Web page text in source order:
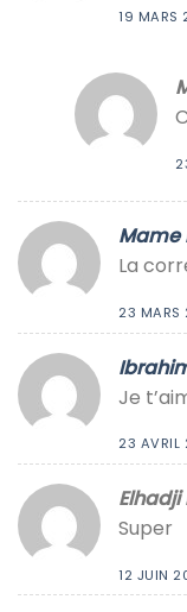
19 MARS
Mame
La
23 MARS
Je
23
Super
12 JUIN